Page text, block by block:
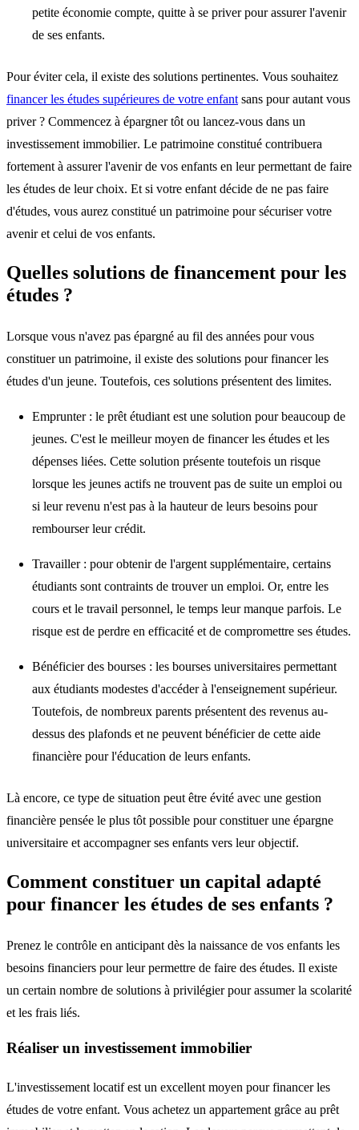
petite économie compte, quitte à se priver pour assurer l'avenir
de ses enfants.
Pour éviter cela, il existe des solutions pertinentes. Vous souhaitez
financer les études supérieures de votre enfantsans pour autant vous
priver ? Commencez à épargner tôt ou lancez-vous dans un
investissement immobilier. Le patrimoine constitué contribuera
fortement à assurer l'avenir de vos enfants en leur permettant de faire
les études de leur choix. Et si votre enfant décide de ne pas faire
d'études, vous aurez constitué un patrimoine pour sécuriser votre
avenir et celui de vos enfants.
Quelles solutions de financement pour les
études ?
Lorsque vous n'avez pas épargné au fil des années pour vous
constituer un patrimoine, il existe des solutions pour financer les
études d'un jeune. Toutefois, ces solutions présentent des limites.
Emprunter : le prêt étudiant est une solution pour beaucoup de
jeunes. C'est le meilleur moyen de financer les études et les
dépenses liées. Cette solution présente toutefois un risque
lorsque les jeunes actifs ne trouvent pas de suite un emploi ou
si leur revenu n'est pas à la hauteur de leurs besoins pour
rembourser leur crédit.
Travailler : pour obtenir de l'argent supplémentaire, certains
étudiants sont contraints de trouver un emploi. Or, entre les
cours et le travail personnel, le temps leur manque parfois. Le
risque est de perdre en efficacité et de compromettre ses études.
Bénéficier des bourses : les bourses universitaires permettant
aux étudiants modestes d'accéder à l'enseignement supérieur.
Toutefois, de nombreux parents présentent des revenus au-
dessus des plafonds et ne peuvent bénéficier de cette aide
financière pour l'éducation de leurs enfants.
Là encore, ce type de situation peut être évité avec une gestion
financière pensée le plus tôt possible pour constituer une épargne
universitaire et accompagner ses enfants vers leur objectif.
Comment constituer un capital adapté
pour financer les études de ses enfants ?
Prenez le contrôle en anticipant dès la naissance de vos enfants les
besoins financiers pour leur permettre de faire des études. Il existe
un certain nombre de solutions à privilégier pour assumer la scolarité
et les frais liés.
Réaliser un investissement immobilier
L'investissement locatifest un excellent moyen pourfinancer les
études de votre enfant. Vous achetez un appartement grâce au prêt